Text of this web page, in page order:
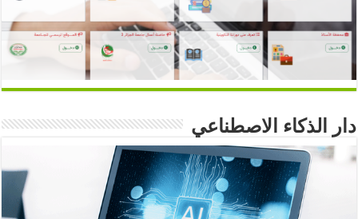
دار الذكاء الاصطناعي